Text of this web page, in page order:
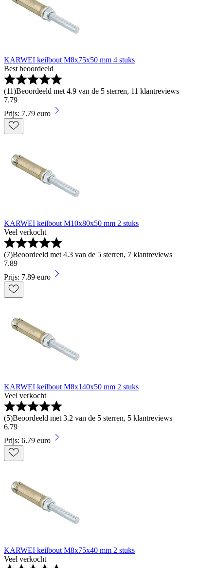
KARWEI keilbout M8x75x50 mm 4 stuks
Best beoordeeld
(11)Beoordeeld met 4.9 van de 5 sterren, 11 klantreviews
7.79
Prijs: 7.79 euro
KARWEI keilbout M10x80x50 mm 2 stuks
Veel verkocht
(7)Beoordeeld met 4.3 van de 5 sterren, 7 klantreviews
7.89
Prijs: 7.89 euro
KARWEI keilbout M8x140x50 mm 2 stuks
Veel verkocht
(5)Beoordeeld met 3.2 van de 5 sterren, 5 klantreviews
6.79
Prijs: 6.79 euro
KARWEI keilbout M8x75x40 mm 2 stuks
Veel verkocht